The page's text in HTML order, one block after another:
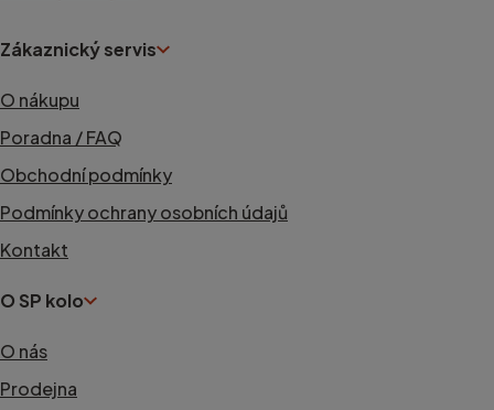
Zákaznický servis
O nákupu
Poradna / FAQ
Obchodní podmínky
Podmínky ochrany osobních údajů
Kontakt
O SP kolo
O nás
Prodejna